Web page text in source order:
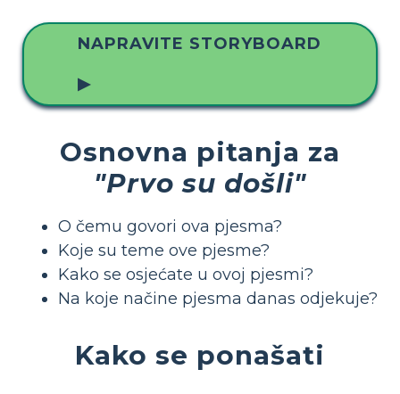
NAPRAVITE STORYBOARD
▶
Osnovna pitanja za
"Prvo su došli"
O čemu govori ova pjesma?
Koje su teme ove pjesme?
Kako se osjećate u ovoj pjesmi?
Na koje načine pjesma danas odjekuje?
Kako se ponašati